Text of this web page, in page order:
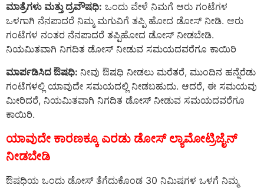
ಮಾತ್ರೆಗಳು ಮತ್ತು ದ್ರವೌಷಧಿ: ಒಂದು ವೇಳೆ ನಿಮಗೆ ಆರು ಗಂಟೆಗಳ
ಒಳಗಾಗಿ ನೆನಪಾದರೆ ನಿಮ್ಮ ಮಗುವಿಗೆ ತಪ್ಪಿ ಹೋದ ಡೋಸ್ ನೀಡಿ. ಆರು
ಗಂಟೆಗಳ ನಂತರ ನೆನಪಾದರೆ ತಪ್ಪಿಹೋದ ಡೋಸ್ ನೀಡಬೇಡಿ.
ನಿಯಮಿತವಾಗಿ ನಿಗದಿತ ಡೋಸ್ ನೀಡುವ ಸಮಯದವರೆಗೂ ಕಾಯಿರಿ
ಮಾರ್ಪಡಿಸಿದ ಔಷಧಿ: ನೀವು ಔಷಧಿ ನೀಡಲು ಮರೆತರೆ, ಮುಂದಿನ ಹನ್ನೆರೆಡು
ಗಂಟೆಗಳಲ್ಲಿ ಯಾವುದೇ ಸಮಯದಲ್ಲಿ ನೀಡಬಹುದು. ಆದರೆ, ಈ ಸಮಯವು
ಮೀರಿದರೆ, ನಿಯಮಿತವಾಗಿ ನಿಗದಿತ ಡೋಸ್ ನೀಡುವ ಸಮಯದವರೆಗೂ
ಕಾಯಿರಿ.
ಯಾವುದೇ ಕಾರಣಕ್ಕೂ ಎರಡು ಡೋಸ್ ಲ್ಯಾಮೋಟ್ರಿಜೈನ್
ನೀಡಬೇಡಿ
ಔಷಧಿಯ ಒಂದು ಡೋಸ್ ತೆಗೆದುಕೊಂಡ 30 ನಿಮಿಷಗಳ ಒಳಗೆ ನಿಮ್ಮ